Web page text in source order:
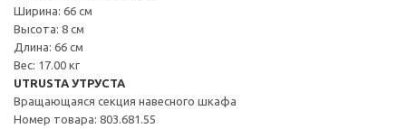
Ширина: 66 см
Высота: 8 см
Длина: 66 см
Вес: 17.00 кг
UTRUSTA УТРУСТА
Вращающаяся секция навесного шкафа
Номер товара: 803.681.55